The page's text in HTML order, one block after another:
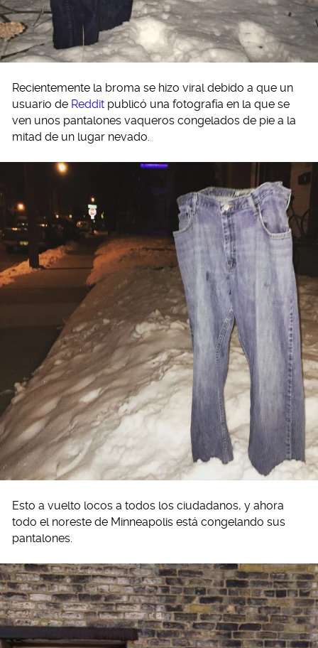
Recientemente la broma se hizo viral debido a que un
usuario de Reddit publicó una fotografía en la que se
ven unos pantalones vaqueros congelados de pie a la
mitad de un lugar nevado.
Esto a vuelto locos a todos los ciudadanos, y ahora
todo el noreste de Minneapolis está congelando sus
pantalones.